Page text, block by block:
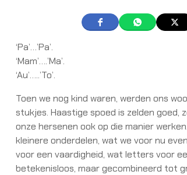
‘Pa’…’Pa’.
‘Mam’….’Ma’.
‘Au’…..’To’.
Toen we nog kind waren, werden ons
stukjes. Haastige spoed is zelden goed,
onze hersenen ook op die manier
kleinere onderdelen, wat we voor nu even
voor een vaardigheid, wat letters voor
betekenisloos, maar gecombineerd tot